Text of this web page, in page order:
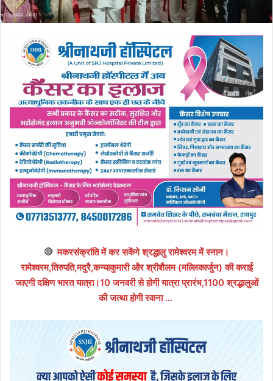
🔴 मकरसंक्रांति में कर सकेंगे श्रद्धालु रामेश्वरम में स्नान।
रामेश्वरम,तिरुपति,मदुरै,कन्याकुमारी और श्रीशैलम (मल्लिकार्जुन) की कराई
जाएगी दक्षिण भारत यात्रा।10 जनवरी से होगी यात्रा प्रारंभ,1100 श्रद्धालुओं
की जत्था होगी रवाना …